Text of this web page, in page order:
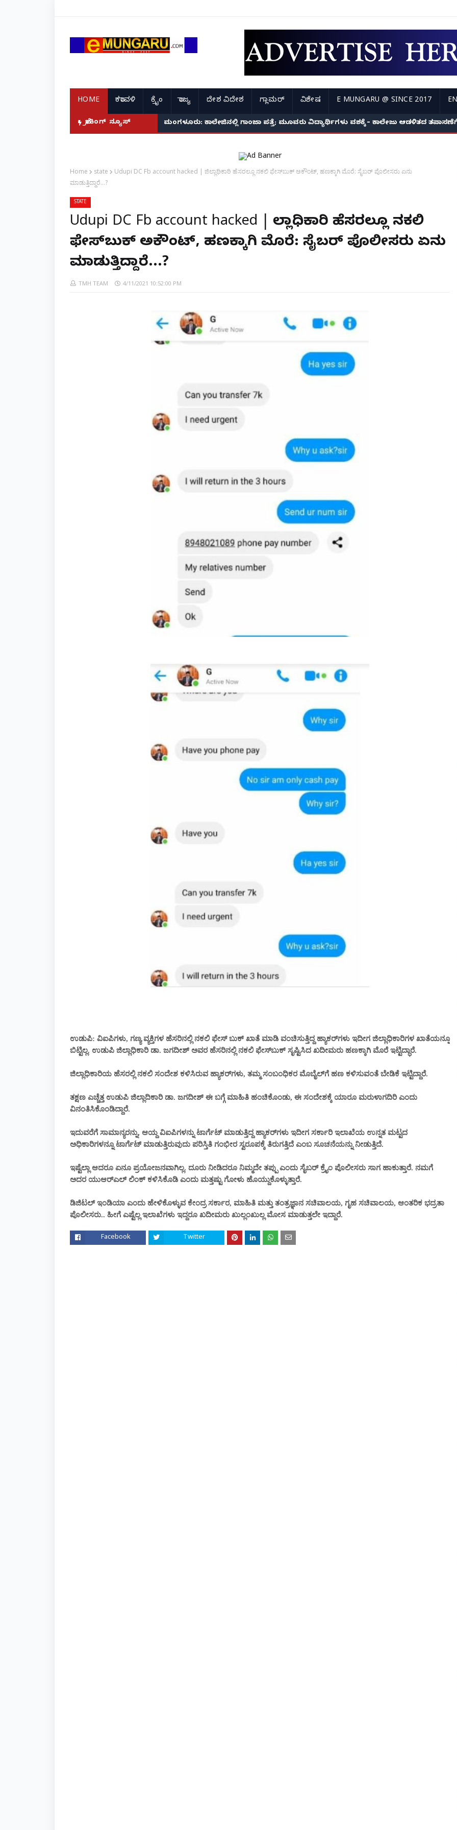
HOME ಕರಾವಳಿ ಕ್ರೈಂ ರಾಜ್ಯ ದೇಶ ವಿದೇಶ ಗ್ಲಾಮರ್ ವಿಶೇಷ E MUNGARU @ SINCE 2017
ಬ್ರೇಕಿಂಗ್ ನ್ಯೂಸ್ ಮಂಗಳೂರು: ಕಾಲೇಜಿನಲ್ಲಿ ಗಾಂಜಾ ಪತ್ತೆ; ಮೂವರು ವಿದ್ಯಾರ್ಥಿಗಳು ವಶಕ್ಕೆ – ಕಾಲೇಜು ಆಡಳಿತದ
Home state
Udupi DC Fb account hacked | ಜಿಲ್ಲಾಧಿಕಾರಿ ಹೆಸರಲ್ಲೂ ನಕಲಿ ಫೇಸ್‌ಬುಕ್ ಅಕೌಂಟ್, ಹಣಕ್ಕಾಗಿ ಮೊರೆ: ಸೈಬರ್ ಪೊಲೀಸರು ಏನು
ಮಾಡುತ್ತಿದ್ದಾರೆ...?
STATE
Udupi DC Fb account hacked | ಜಿಲ್ಲಾಧಿಕಾರಿ ಹೆಸರಲ್ಲೂ ನಕಲಿ
ಫೇಸ್‌ಬುಕ್ ಅಕೌಂಟ್, ಹಣಕ್ಕಾಗಿ ಮೊರೆ: ಸೈಬರ್ ಪೊಲೀಸರು ಏನು
ಮಾಡುತ್ತಿದ್ದಾರೆ...?
TMH TEAM 4/11/2021 10:52:00 PM
ಉಡುಪಿ: ವಿಐಪಿಗಳು, ಗಣ್ಯ ವ್ಯಕ್ತಿಗಳ ಹೆಸರಿನಲ್ಲಿ ನಕಲಿ ಫೇಸ್ ಬುಕ್ ಖಾತೆ ಮಾಡಿ ವಂಚಿಸುತ್ತಿದ್ದ ಹ್ಯಾಕರ್‌ಗಳು ಇದೀಗ ಜಿಲ್ಲಾಧಿಕಾರಿಗಳ ಖಾತೆಯನ್ನೂ
ಬಿಟ್ಟಿಲ್ಲ. ಉಡುಪಿ ಜಿಲ್ಲಾಧಿಕಾರಿ ಡಾ. ಜಗದೀಶ್ ಅವರ ಹೆಸರಿನಲ್ಲಿ ನಕಲಿ ಫೇಸ್‌ಬುಕ್ ಸೃಷ್ಟಿಸಿದ ಖದೀಮರು ಹಣಕ್ಕಾಗಿ ಮೊರೆ ಇಟ್ಟಿದ್ಧಾರೆ.
ಜಿಲ್ಲಾಧಿಕಾರಿಯ ಹೆಸರಲ್ಲಿ ನಕಲಿ ಸಂದೇಶ ಕಳಿಸಿರುವ ಹ್ಯಾಕರ್‌ಗಳು, ತಮ್ಮ ಸಂಬಂಧಿಕರ ಮೊಬೈಲ್‌ಗೆ ಹಣ ಕಳಿಸುವಂತೆ ಬೇಡಿಕೆ ಇಟ್ಟಿದ್ದಾರೆ.
ತಕ್ಷಣ ಎಚ್ಚೆತ್ತ ಉಡುಪಿ ಜಿಲ್ಲಾದಿಕಾರಿ ಡಾ. ಜಗದೀಶ್ ಈ ಬಗ್ಗೆ ಮಾಹಿತಿ ಹಂಚಿಕೊಂಡು, ಈ ಸಂದೇಶಕ್ಕೆ ಯಾರೂ ಮರುಳಾಗದಿರಿ ಎಂದು
ವಿನಂತಿಸಿಕೊಂಡಿದ್ದಾರೆ.
ಇದುವರೆಗೆ ಸಾಮಾನ್ಯರನ್ನು, ಆಯ್ದ ವಿಐಪಿಗಳನ್ನು ಟಾರ್ಗೆಟ್ ಮಾಡುತ್ತಿದ್ದ ಹ್ಯಾಕರ್‌ಗಳು ಇದೀಗ ಸರ್ಕಾರಿ ಇಲಾಖೆಯ ಉನ್ನತ ಮಟ್ಟದ
ಅಧಿಕಾರಿಗಳನ್ನೂ ಟಾರ್ಗೆಟ್ ಮಾಡುತ್ತಿರುವುದು ಪರಿಸ್ತಿತಿ ಗಂಭೀರ ಸ್ವರೂಪಕ್ಕೆ ತಿರುಗತ್ತಿದೆ ಎಂಬ ಸೂಚನೆಯನ್ನು ನೀಡುತ್ತಿದೆ.
ಇಷ್ಟೆಲ್ಲಾ ಆದರೂ ಏನೂ ಪ್ರಯೋಜನವಾಗಿಲ್ಲ. ದೂರು ನೀಡಿದರೂ ನಿಮ್ಮದೇ ತಪ್ಪು ಎಂದು ಸೈಬರ್ ಕ್ರೈಂ ಪೊಲೀಸರು ಸಾಗ ಹಾಕುತ್ತಾರೆ. ನಮಗೆ
ಅದರ ಯುಆರ್‌ಎಲ್ ಲಿಂಕ್ ಕಳಿಸಿಕೊಡಿ ಎಂದು ಮತ್ತಷ್ಟು ಗೋಳು ಹೊಯ್ದುಕೊಳ್ಳುತ್ತಾರೆ.
ಡಿಜಿಟಲ್ ಇಂಡಿಯಾ ಎಂದು ಹೇಳಿಕೊಳ್ಳುವ ಕೇಂದ್ರ ಸರ್ಕಾರ, ಮಾಹಿತಿ ಮತ್ತು ತಂತ್ರಜ್ಞಾನ ಸಚಿವಾಲಯ, ಗೃಹ ಸಚಿವಾಲಯ, ಆಂತರಿಕ ಭದ್ರತಾ
ಪೊಲೀಸರು.. ಹೀಗೆ ಎಷ್ಟೆಲ್ಲ ಇಲಾಖೆಗಳು ಇದ್ದರೂ ಖದೀಮರು ಖುಲ್ಲಂಖುಲ್ಲ ಮೋಸ ಮಾಡುತ್ತಲೇ ಇದ್ದಾರೆ.
Facebook Twitter